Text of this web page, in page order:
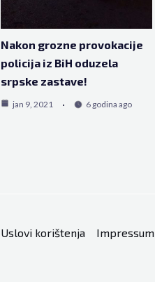
Nakon grozne provokacije
policija iz BiH oduzela
srpske zastave!
jan 9, 2021 6 godina ago
Uslovi korištenja Impressum